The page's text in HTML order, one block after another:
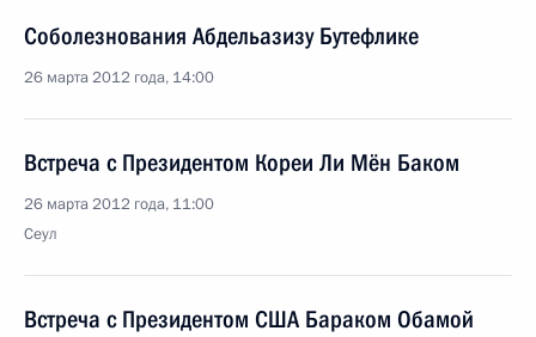
Соболезнования Абдельазизу Бутефлике
26 марта 2012 года, 14:00
Встреча с Президентом Кореи Ли Мён Баком
26 марта 2012 года, 11:00
Сеул
Встреча с Президентом США Бараком Обамой